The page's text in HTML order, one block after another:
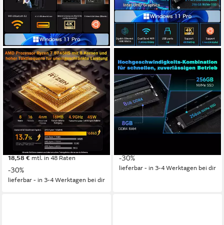
BMAX
B8A Pro Mini-PC – AMD
Ryzen™ 7 8745HS, 16GB
DDR5, 512GB NVMe SSD
Mini-PC
AMD AMD Ryzen 7 Prozessor
16 GB DDR5 Arbeitsspeicher
512 GB Speicherkapazität
UVP914,99 €
18,58 € mtl. in 48 Raten
-30%
lieferbar - in 3-4 Werktagen bei dir
BMAX
B2 Power mit Intel 5205U
Prozessor, 8GB DDR4 RAM,
256GB NVMe SSD Mini-PC
Intel Intel 5205U
Prozessor
8 GB DDR4 Arbeitsspeicher
256 GB Speicherkapazität
-30%
lieferbar - in 3-4 Werktagen bei dir